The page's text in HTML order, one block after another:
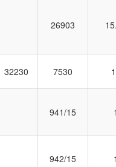
26903
32230 7530
941/15
942/15